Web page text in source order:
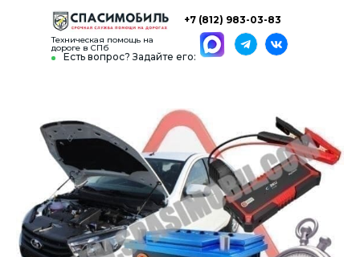
Есть вопрос? Задайте его:
+7 (812) 983-03-83
Техническая помощь на
дороге в СПб